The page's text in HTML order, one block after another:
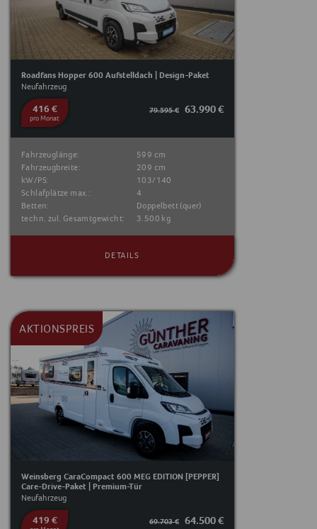
Roadfans Hopper 600 Aufstelldach | Design-Paket
Neufahrzeug
416 €
pro Monat
63.990 €
79.595 €
Fahrzeuglänge:
599 cm
Fahrzeugbreite:
209 cm
kW/PS:
103/140
Schlafplätze max.:
4
Betten:
Doppelbett (quer)
techn. zul. Gesamtgewicht:
3.500 kg
DETAILS
AKTIONSPREIS
Weinsberg CaraCompact 600 MEG EDITION [PEPPER]
Care-Drive-Paket | Premium-Tür
Neufahrzeug
419 € 64.500 €
69.703 €